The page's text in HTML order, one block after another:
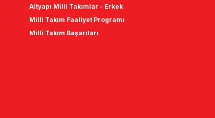
Altyapı Milli Takımlar - Erkek
Milli Takım Faaliyet Programı
Milli Takım Başarıları